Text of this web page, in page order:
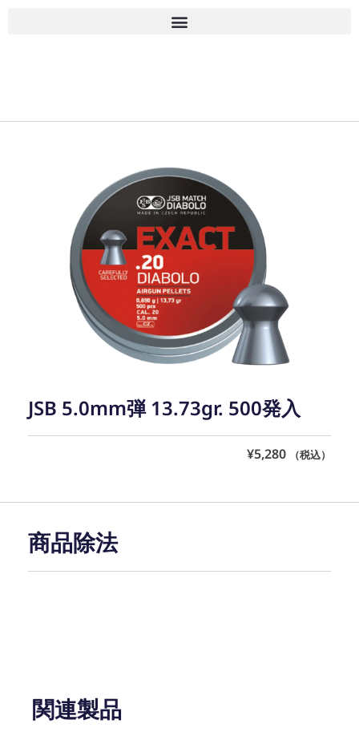
JSB 5.0mm弾 13.73gr. 500発入
¥5,280 （税込）
商品除法
関連製品